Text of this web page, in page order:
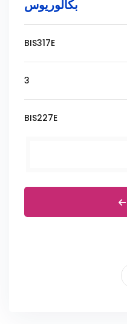
بكالوريوس
BIS317E
3
BIS227E